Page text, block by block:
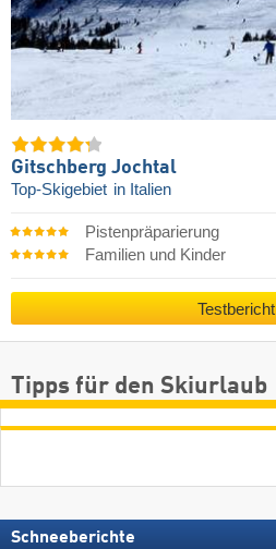
Gitschberg Jochtal
Top-Skigebiet in Italien
Pistenpräparierung
Familien und Kinder
Testbericht
Tipps für den Skiurlaub
Schneeberichte